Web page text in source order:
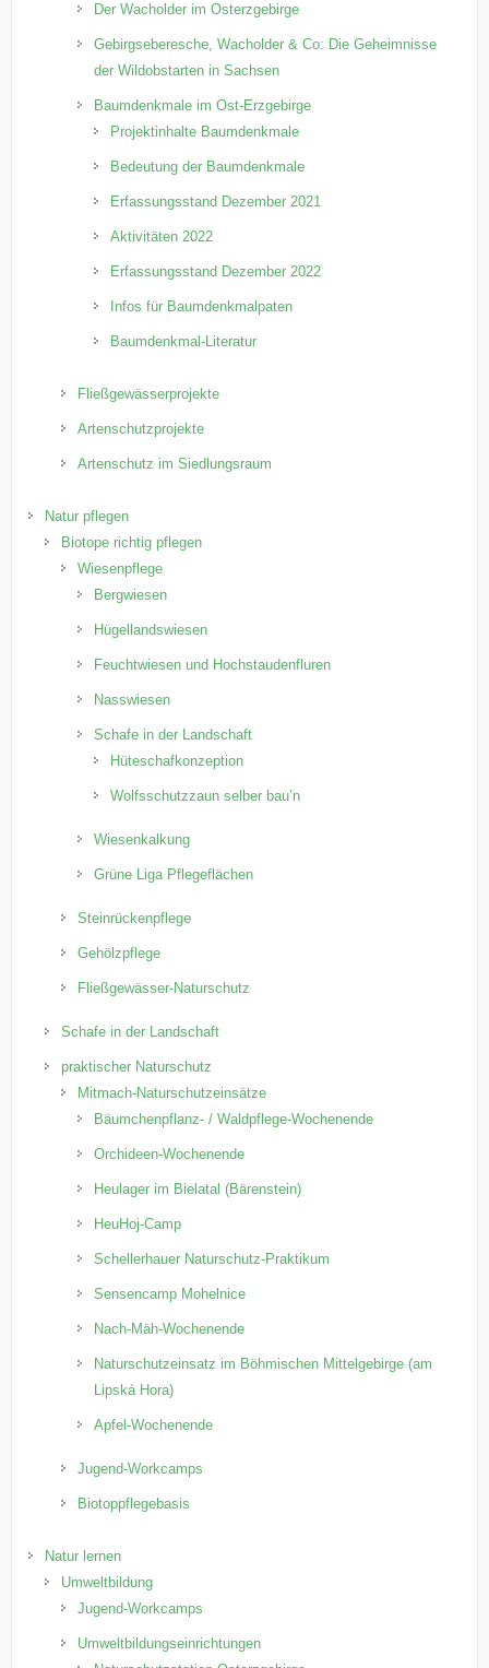
Der Wacholder im Osterzgebirge
Gebirgseberesche, Wacholder & Co: Die Geheimnisse
der Wildobstarten in Sachsen
Baumdenkmale im Ost-Erzgebirge
Projektinhalte Baumdenkmale
Bedeutung der Baumdenkmale
Erfassungsstand Dezember 2021
Aktivitäten 2022
Erfassungsstand Dezember 2022
Infos für Baumdenkmalpaten
Baumdenkmal-Literatur
Fließgewässerprojekte
Artenschutzprojekte
Artenschutz im Siedlungsraum
Natur pflegen
Biotope richtig pflegen
Wiesenpflege
Bergwiesen
Hügellandswiesen
Feuchtwiesen und Hochstaudenfluren
Nasswiesen
Schafe in der Landschaft
Hüteschafkonzeption
Wolfsschutzzaun selber bau’n
Wiesenkalkung
Grüne Liga Pflegeflächen
Steinrückenpflege
Gehölzpflege
Fließgewässer-Naturschutz
Schafe in der Landschaft
praktischer Naturschutz
Mitmach-Naturschutzeinsätze
Bäumchenpflanz- / Waldpflege-Wochenende
Orchideen-Wochenende
Heulager im Bielatal (Bärenstein)
HeuHoj-Camp
Schellerhauer Naturschutz-Praktikum
Sensencamp Mohelnice
Nach-Mäh-Wochenende
Naturschutzeinsatz im Böhmischen Mittelgebirge (am
Lipská Hora)
Apfel-Wochenende
Jugend-Workcamps
Biotoppflegebasis
Natur lernen
Umweltbildung
Jugend-Workcamps
Umweltbildungseinrichtungen